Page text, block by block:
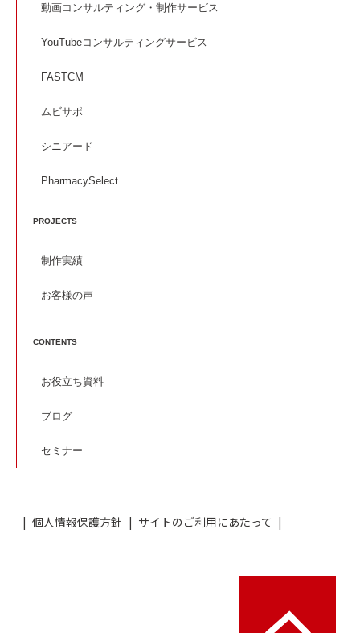
動画コンサルティング・制作サービス
YouTubeコンサルティングサービス
FASTCM
ムビサポ
シニアード
PharmacySelect
PROJECTS
制作実績
お客様の声
CONTENTS
お役立ち資料
ブログ
セミナー
個人情報保護方針 サイトのご利用にあたって